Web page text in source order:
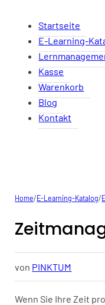
Startseite
E-Learning-
Kasse
Warenkorb
Blog
Kontakt
Home/ E-Learning-Katalog/
von PINKTUM
Wenn Sie Ihre Zeit